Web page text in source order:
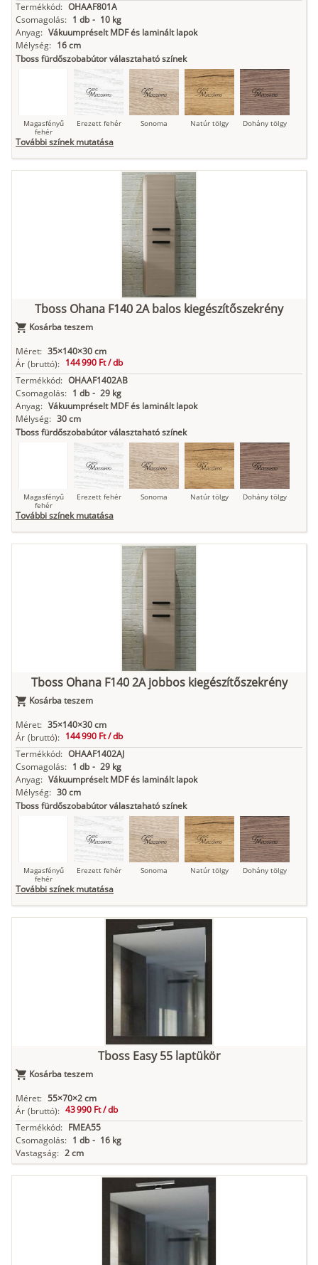
Termékkód: OHAAF801A
Csomagolás: 1 db - 10 kg
Anyag: Vákuumpréselt MDF és laminált lapok
Mélység: 16 cm
Tboss fürdőszobabútor választaható színek
Magasfényű
fehér
Erezett fehér Sonoma Natúr tölgy Dohány tölgy
Loft beton
Szupermatt
Nádzöld Füstös zöld
Antracit Matt fekete
További színek mutatása
Tboss Ohana F140 2A balos kiegészítőszekrény
Kosárba teszem
Méret: 35×140×30 cm
Ár (bruttó): 144 990 Ft /db
Termékkód: OHAAF1402AB
Csomagolás: 1 db - 29 kg
Anyag: Vákuumpréselt MDF és laminált lapok
Mélység: 30 cm
Tboss fürdőszobabútor választaható színek
Magasfényű
fehér
Erezett fehér Sonoma Natúr tölgy Dohány tölgy
Loft beton
Szupermatt
Nádzöld Füstös zöld
Antracit Matt fekete
További színek mutatása
Tboss Ohana F140 2A jobbos kiegészítőszekrény
Kosárba teszem
Méret: 35×140×30 cm
Ár (bruttó): 144 990 Ft /db
Termékkód: OHAAF1402AJ
Csomagolás: 1 db - 29 kg
Anyag: Vákuumpréselt MDF és laminált lapok
Mélység: 30 cm
Tboss fürdőszobabútor választaható színek
Magasfényű
fehér
Erezett fehér Sonoma Natúr tölgy Dohány tölgy
Nádzöld
Antracit Matt fekete
További színek mutatása
Tboss Easy 55 laptükör
Kosárba teszem
Méret: 55×70×2 cm
Ár (bruttó): 43 990 Ft /db
Termékkód: FMEA55
Csomagolás: 1 db - 16 kg
Vastagság: 2 cm